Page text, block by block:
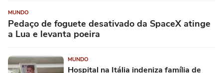
MUNDO
Pedaço de foguete desativado da SpaceX atinge
a Lua e levanta poeira
MUNDO
Hospital na Itália indeniza família de